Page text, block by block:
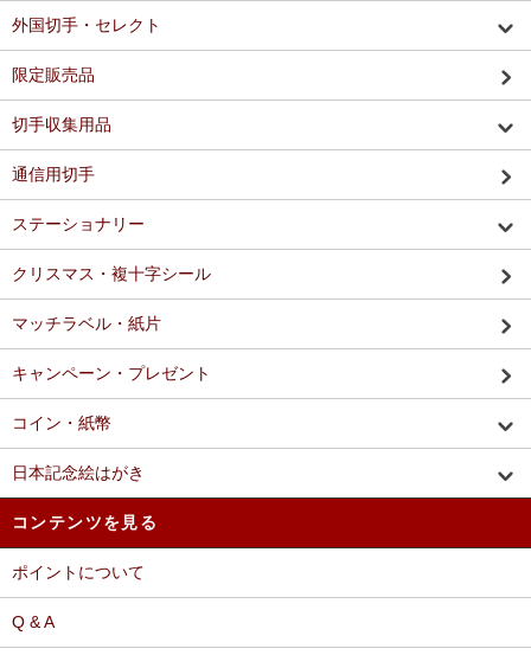
外国切手・セレクト
限定販売品
切手収集用品
通信用切手
ステーショナリー
クリスマス・複十字シール
マッチラベル・紙片
キャンペーン・プレゼント
コイン・紙幣
日本記念絵はがき
コンテンツを見る
ポイントについて
Q & A